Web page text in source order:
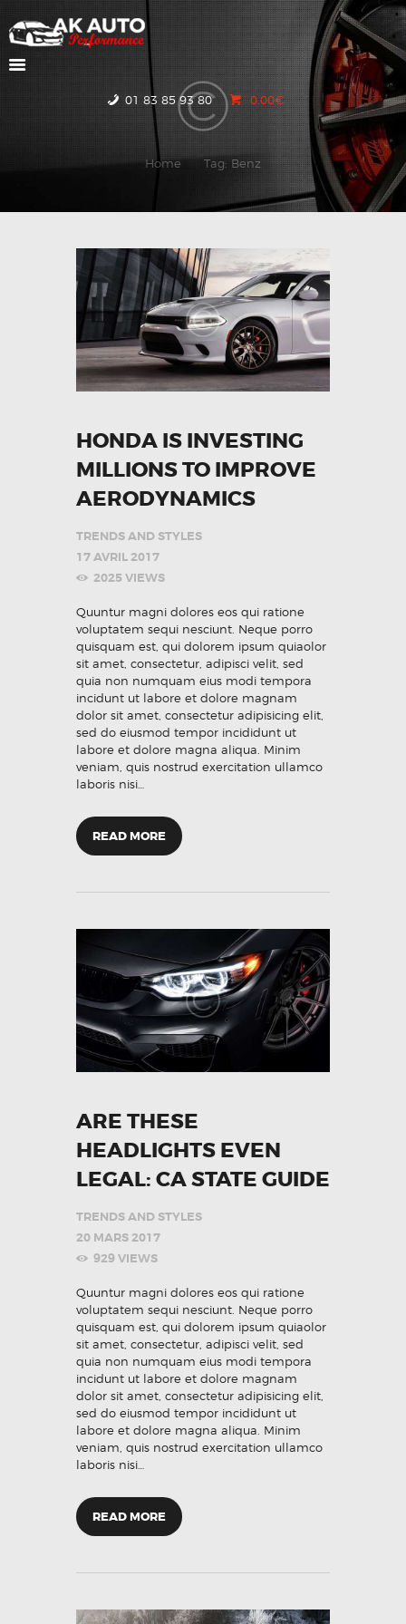
01 83 85 93 80 0.00€
Home Tag: Benz
ACCUEIL
NOS VOITURES
CONTACTEZ-NOUS
HONDA IS INVESTING
MILLIONS TO IMPROVE
AERODYNAMICS
TRENDS AND STYLES
17 AVRIL 2017
2025 VIEWS
Quuntur magni dolores eos qui ratione
voluptatem sequi nesciunt. Neque porro
quisquam est, qui dolorem ipsum quiaolor
sit amet, consectetur, adipisci velit, sed
quia non numquam eius modi tempora
incidunt ut labore et dolore magnam
dolor sit amet, consectetur adipisicing elit,
sed do eiusmod tempor incididunt ut
labore et dolore magna aliqua. Minim
veniam, quis nostrud exercitation ullamco
laboris nisi…
READ MORE
ARE THESE
HEADLIGHTS EVEN
LEGAL: CA STATE GUIDE
TRENDS AND STYLES
20 MARS 2017
929VIEWS
Quuntur magni dolores eos qui ratione
voluptatem sequi nesciunt. Neque porro
quisquam est, qui dolorem ipsum quiaolor
sit amet, consectetur, adipisci velit, sed
quia non numquam eius modi tempora
incidunt ut labore et dolore magnam
dolor sit amet, consectetur adipisicing elit,
sed do eiusmod tempor incididunt ut
labore et dolore magna aliqua. Minim
veniam, quis nostrud exercitation ullamco
laboris nisi…
READ MORE